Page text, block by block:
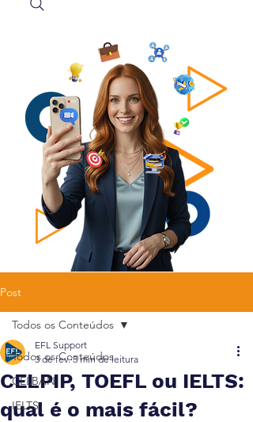
Post
Todos os Conteúdos
CELBAN
IELTS
Todos os Conteúdos
CELPIP, TOEFL ou IELTS:
qual é o mais fácil?
EFL Support
3 de fev. 3 min de leitura